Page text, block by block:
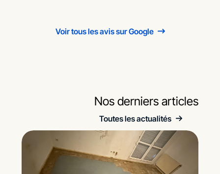
Voir tous les avis sur Google
Nos derniers articles
Toutes les actualités